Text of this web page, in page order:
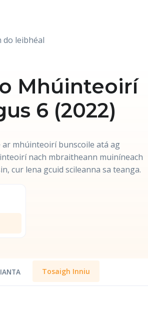
do leibhéal
Mhúinteoirí
6 (2022)
ar mhúinteoirí bunscoile atá ag
nach mbraitheann muiníneach
cur lena gcuid scileanna sa teanga.
Tosaigh Inniu